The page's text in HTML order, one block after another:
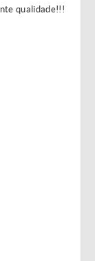
qualidade!!!